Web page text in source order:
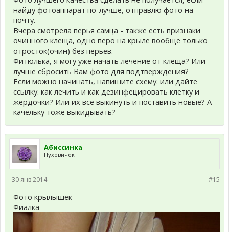
найду фотоаппарат по-лучше, отправлю фото на
почту.
Вчера смотрела перья самца - также есть признаки
очинного клеща, одно перо на крыле вообще только
отросток(очин) без перьев.
Фитюлька, я могу уже начать лечение от клеща? Или
лучше сбросить Вам фото для подтверждения?
Если можно начинать, напишите схему. или дайте
ссылку. как лечить и как дезинфецировать клетку и
жердочки? Или их все выкинуть и поставить новые? А
качельку тоже выкидывать?
Абиссинка
Пуховичок
#15
30 янв 2014
Фото крылышек
Фиалка